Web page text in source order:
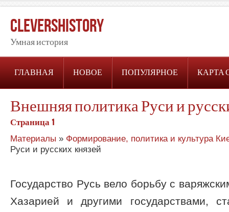
CleversHistory
Умная история
ГЛАВНАЯ НОВОЕ ПОПУЛЯРНОЕ КАРТА
Внешняя политика Руси и
Страница 1
Материалы » Формирование, политика и культура
Руси и русских князей
Государство Русь вело борьбу с
Хазарией и другими государствами,